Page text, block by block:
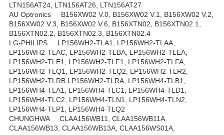
LTN156AT24, LTN156AT26, LTN156AT27
AU Optronics B156XW02 V.0, B156XW02 V.1, B156XW02 V.2,
B156XW02 V.3, B156XW02 V.6, B156XTN02, B156XTN02.1,
B156XTN02.2, B156XTN02.3, B156XTN02.4
LG-PHILIPS LP156WH2-TLA1, LP156WH2-TLAA,
LP156WH2-TLAC, LP156WH2-TLBA, LP156WH2-TLEA,
LP156WH2-TLE1, LP156WH2-TLF1, LP156WH2-TLFA,
LP156WH2-TLQ1, LP156WH2-TLQ2, LP156WH2-TLR2,
LP156WH2-TLRB LP156WH2-TLRA, LP156WH4-TLB1,
LP156WH4-TLA1, LP156WH4-TLC1, LP156WH4-TLD1,
LP156WH4-TLC2, LP156WH4-TLN1, LP156WH4-TLN2,
LP156WH4-TLP1, LP156WH4-TLQ2
CHUNGHWA CLAA156WB11, CLAA156WB11A,
CLAA156WB13, CLAA156WB13A, CLAA156WS01A,